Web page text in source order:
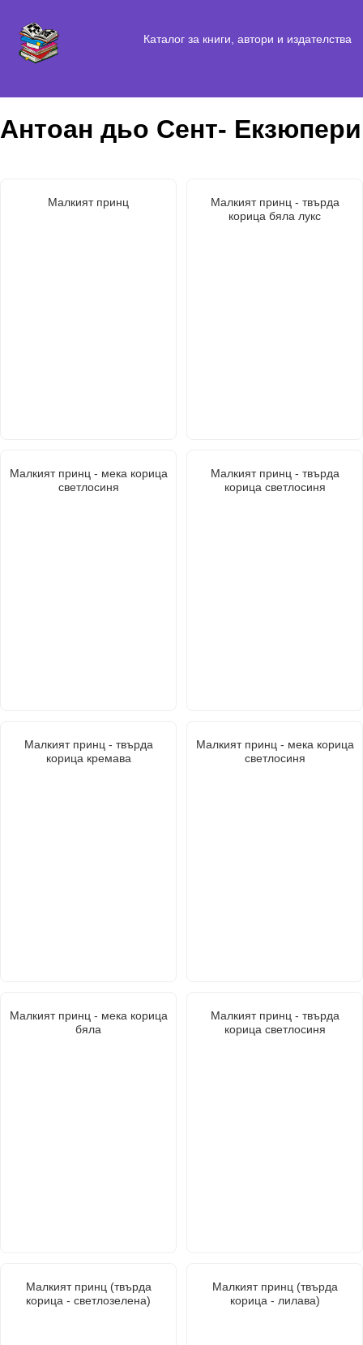
Каталог за книги, автори и издателства
Антоан дьо Сент- Екзюпери
Малкият принц
Малкият принц - твърда
корица бяла лукс
Малкият принц - мека корица
светлосиня
Малкият принц - твърда
корица светлосиня
Малкият принц - твърда
корица кремава
Малкият принц - мека корица
светлосиня
Малкият принц - мека корица
бяла
Малкият принц - твърда
корица светлосиня
Малкият принц (твърда
корица - светлозелена)
Малкият принц (твърда
корица - лилава)